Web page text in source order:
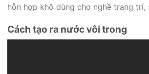
hỗn hợp khô dùng cho nghề trang trí,
Cách tạo ra nước vôi trong